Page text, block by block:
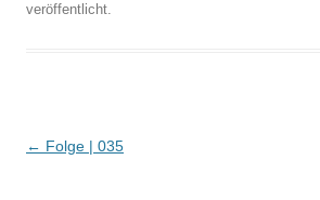
veröffentlicht.
Beitrags-
← Folge | 035